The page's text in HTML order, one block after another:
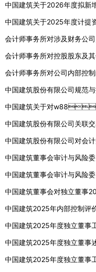
中国建筑关于2026年度拟新
中国建筑关于2025年度计提
会计师事务所对涉及财务公
会计师事务所对公司内部控
中国建筑2025年内部控制评
中国建筑2025年度独立董事
中国建筑2025年度独立董事
中国建筑2025年度独立董事